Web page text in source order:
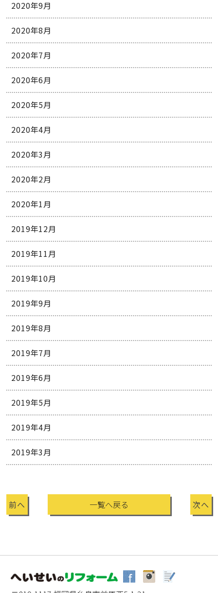
2020年9月
2020年8月
2020年7月
2020年6月
2020年5月
2020年4月
2020年3月
2020年2月
2020年1月
2019年12月
2019年11月
2019年10月
2019年9月
2019年8月
2019年7月
2019年6月
2019年5月
2019年4月
2019年3月
前へ 一覧へ戻る 次へ